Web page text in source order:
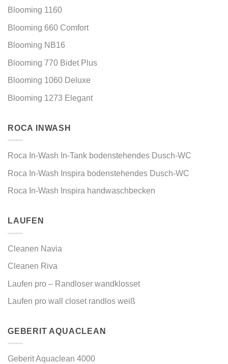
Blooming 1160
Blooming 660 Comfort
Blooming NB16
Blooming 770 Bidet Plus
Blooming 1060 Deluxe
Blooming 1273 Elegant
ROCA INWASH
Roca In-Wash In-Tank bodenstehendes Dusch-WC
Roca In-Wash Inspira bodenstehendes Dusch-WC
Roca In-Wash Inspira handwaschbecken
LAUFEN
Cleanen Navia
Cleanen Riva
Laufen pro – Randloser wandklosset
Laufen pro wall closet randlos weiß
GEBERIT AQUACLEAN
Geberit Aquaclean 4000